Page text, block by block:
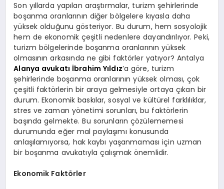
SPOR
YAŞAM
DIĞER
Son yıllarda yapılan araştırmalar, turizm şehirlerinde
boşanma oranlarının diğer bölgelere kıyasla daha
yüksek olduğunu gösteriyor. Bu durum, hem sosyolojik
hem de ekonomik çeşitli nedenlere dayandırılıyor. Peki,
turizm bölgelerinde boşanma oranlarının yüksek
olmasının arkasında ne gibi faktörler yatıyor? Antalya
Alanya avukatı İbrahim Yıldız’a göre, turizm
şehirlerinde boşanma oranlarının yüksek olması, çok
çeşitli faktörlerin bir araya gelmesiyle ortaya çıkan bir
durum. Ekonomik baskılar, sosyal ve kültürel farklılıklar,
stres ve zaman yönetimi sorunları, bu faktörlerin
başında gelmekte. Bu sorunların çözülememesi
durumunda eğer mal paylaşımı konusunda
anlaşılamıyorsa, hak kaybı yaşanmaması için uzman
bir boşanma avukatıyla çalışmak önemlidir.
Ekonomik Faktörler